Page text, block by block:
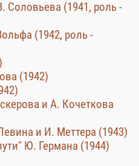
Соловьева (1941, роль -
(1942, роль -
(1942)
и А. Кочеткова
и И. Меттера (1943)
Ю. Германа (1944)